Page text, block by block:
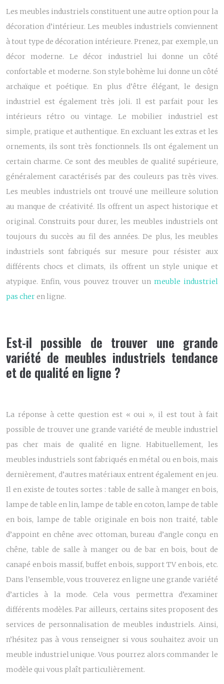
Les meubles industriels constituent une autre option pour la
décoration d’intérieur. Les meubles industriels conviennent
à tout type de décoration intérieure. Prenez, par exemple, un
décor moderne. Le décor industriel lui donne un côté
confortable et moderne. Son style bohème lui donne un côté
archaïque et poétique. En plus d’être élégant, le design
industriel est également très joli. Il est parfait pour les
intérieurs rétro ou vintage. Le mobilier industriel est
simple, pratique et authentique. En excluant les extras et les
ornements, ils sont très fonctionnels. Ils ont également un
certain charme. Ce sont des meubles de qualité supérieure,
généralement caractérisés par des couleurs pas très vives.
Les meubles industriels ont trouvé une meilleure solution
au manque de créativité. Ils offrent un aspect historique et
original. Construits pour durer, les meubles industriels ont
toujours du succès au fil des années. De plus, les meubles
industriels sont fabriqués sur mesure pour résister aux
différents chocs et climats, ils offrent un style unique et
atypique. Enfin, vous pouvez trouver un meuble industriel
pas cher en ligne.
Est-il possible de trouver une grande
variété de meubles industriels tendance
et de qualité en ligne ?
La réponse à cette question est « oui », il est tout à fait
possible de trouver une grande variété de meuble industriel
pas cher mais de qualité en ligne. Habituellement, les
meubles industriels sont fabriqués en métal ou en bois, mais
dernièrement, d’autres matériaux entrent également en jeu.
Il en existe de toutes sortes : table de salle à manger en bois,
lampe de table en lin, lampe de table en coton, lampe de table
en bois, lampe de table originale en bois non traité, table
d’appoint en chêne avec ottoman, bureau d’angle conçu en
chêne, table de salle à manger ou de bar en bois, bout de
canapé en bois massif, buffet en bois, support TV en bois, etc.
Dans l’ensemble, vous trouverez en ligne une grande variété
d’articles à la mode. Cela vous permettra d’examiner
différents modèles. Par ailleurs, certains sites proposent des
services de personnalisation de meubles industriels. Ainsi,
n’hésitez pas à vous renseigner si vous souhaitez avoir un
meuble industriel unique. Vous pourrez alors commander le
modèle qui vous plaît particulièrement.